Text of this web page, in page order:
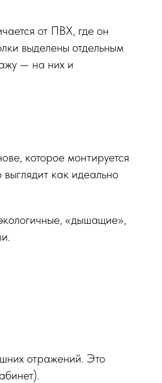
от ПВХ, где он
выделены отдельным
— на них и
которое монтируется
как идеально
«дышащие»,
отражений. Это